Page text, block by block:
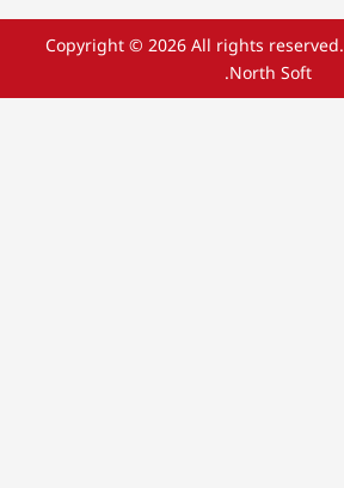
Copyright © 2026 All rights reserved.
North Soft.